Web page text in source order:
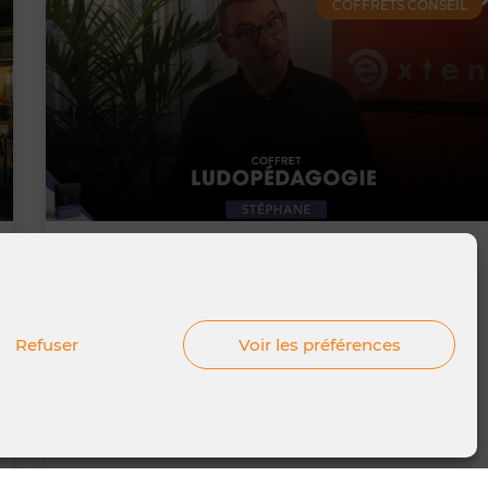
Refuser Voir les préférences
COFFRETS CONSEIL
Le saviez-vous❔ Nous perdons 75% de ce que nous
avons appris en 48h, et plus de 95% au bout d’un